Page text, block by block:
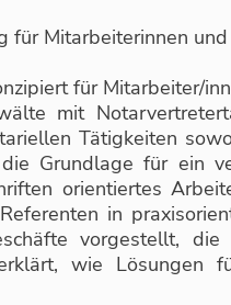
für Mitarbeiterinnen
für Mitarbeiter/
mit
Tätigkeiten
Grundlage für ein
orientiertes
in
vorgestellt,
wie Lösungen